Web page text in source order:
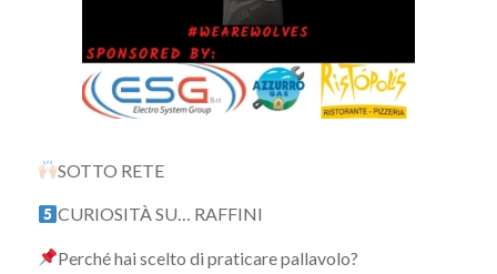
SOTTO RETE
CURIOSITÀ SU… RAFFINI
Perché hai scelto di praticare pallavolo?